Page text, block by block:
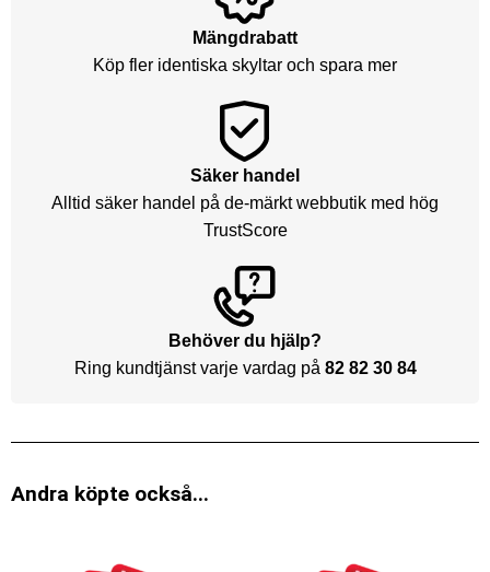
Mängdrabatt
Köp fler identiska skyltar och spara mer
Säker handel
Alltid säker handel på de-märkt webbutik med hög
TrustScore
Behöver du hjälp?
Ring kundtjänst varje vardag på 82 82 30 84
Andra köpte också...